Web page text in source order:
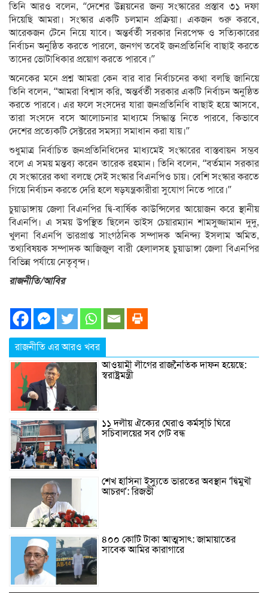
তিনি আরও বলেন, ‘‘দেশের উন্নয়নের জন্য সংস্কারের প্রস্তাব ৩১ দফা
দিয়েছি আমরা। সংস্কার একটি চলমান প্রক্রিয়া। একজন শুরু করবে,
আরেকজন টেনে নিয়ে যাবে। অন্তর্বর্তী সরকার নিরপেক্ষ ও সত্যিকারের
নির্বাচন অনুষ্ঠিত করতে পারলে, জনগণ তবেই জনপ্রতিনিধি বাছাই করতে
তাদের ভোটাধিকার প্রয়োগ করতে পারবে।’’
অনেকের মনে প্রশ্ন আমরা কেন বার বার নির্বাচনের কথা বলছি জানিয়ে
তিনি বলেন, ‘‘আমরা বিশ্বাস করি, অন্তর্বর্তী সরকার একটি নির্বাচন অনুষ্ঠিত
করতে পারবে। এর ফলে সংসদের যারা জনপ্রতিনিধি বাছাই হয়ে আসবে,
তারা সংসদে বসে আলোচনার মাধ্যমে সিদ্ধান্ত নিতে পারবে, কিভাবে
দেশের প্রত্যেকটি সেক্টরের সমস্যা সমাধান করা যায়।’’
শুধুমাত্র নির্বাচিত জনপ্রতিনিধিদের মাধ্যমেই সংস্কারের বাস্তবায়ন সম্ভব
বলে এ সময় মন্তব্য করেন তারেক রহমান। তিনি বলেন, ‘‘বর্তমান সরকার
যে সংস্কারের কথা বলছে সেই সংস্কার বিএনপিও চায়। বেশি সংস্কার করতে
গিয়ে নির্বাচন করতে দেরি হলে ষড়যন্ত্রকারীরা সুযোগ নিতে পারে।’’
চুয়াডাঙ্গায় জেলা বিএনপির দ্বি-বার্ষিক কাউন্সিলের আয়োজন করে স্থানীয়
বিএনপি। এ সময় উপস্থিত ছিলেন ভাইস চেয়ারম্যান শামসুজ্জামান দুদু,
খুলনা বিএনপি ভারপ্রাপ্ত সাংগঠনিক সম্পাদক অনিন্দ্য ইসলাম অমিত,
তথ্যবিষয়ক সম্পাদক আজিজুল বারী হেলালসহ চুয়াডাঙ্গা জেলা বিএনপির
বিভিন্ন পর্যায়ে নেতৃবৃন্দ।
রাজনীতি/আবির
রাজনীতি এর আরও খবর
আওয়ামী লীগের রাজনৈতিক দাফন হয়েছে:
স্বরাষ্ট্রমন্ত্রী
১১ দলীয় ঐক্যের ঘেরাও কর্মসূচি ঘিরে
সচিবালয়ের সব গেট বন্ধ
শেখ হাসিনা ইস্যুতে ভারতের অবস্থান ‘দ্বিমুখী
আচরণ’: রিজভী
৪০০ কোটি টাকা আত্মসাৎ: জামায়াতের
সাবেক আমির কারাগারে